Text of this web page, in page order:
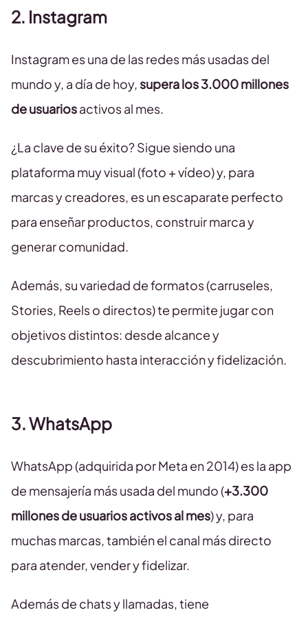
2. Instagram
Instagram es una de las redes más usadas del
mundo y, a día de hoy, supera los 3.000 millones
de usuariosactivos al mes.
¿La clave de su éxito? Sigue siendo una
plataforma muy visual (foto + vídeo) y, para
marcas y creadores, es un escaparate perfecto
para enseñar productos, construir marca y
generar comunidad.
Además, su variedad de formatos (carruseles,
Stories, Reels o directos) te permite jugar con
objetivos distintos: desde alcance y
descubrimiento hasta interacción y fidelización.
3. WhatsApp
WhatsApp (adquirida por Meta en 2014) es la app
de mensajería más usada del mundo (+3.300
millones de usuarios activos al mes) y, para
muchas marcas, también el canal más directo
para atender, vender y fidelizar.
Además de chats y llamadas, tiene